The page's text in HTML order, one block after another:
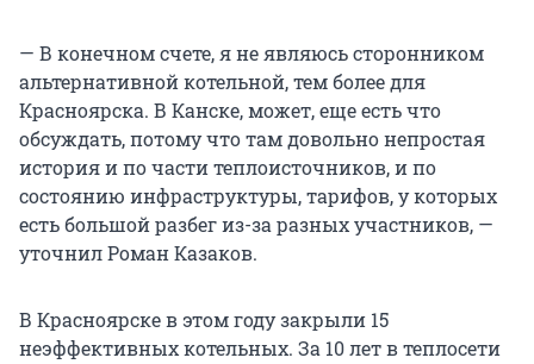
— В конечном счете, я не являюсь сторонником
альтернативной котельной, тем более для
Красноярска. В Канске, может, еще есть что
обсуждать, потому что там довольно непростая
история и по части теплоисточников, и по
состоянию инфраструктуры, тарифов, у которых
есть большой разбег из-за разных участников, —
уточнил Роман Казаков.
В Красноярске в этом году закрыли 15
неэффективных котельных. За 10 лет в теплосети